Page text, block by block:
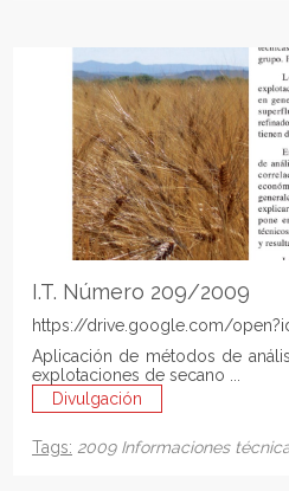
I.T. Número 209/2009
https://drive.google.com/
Aplicación de métodos de
Divulgación
Tags: 2009 Informaciones